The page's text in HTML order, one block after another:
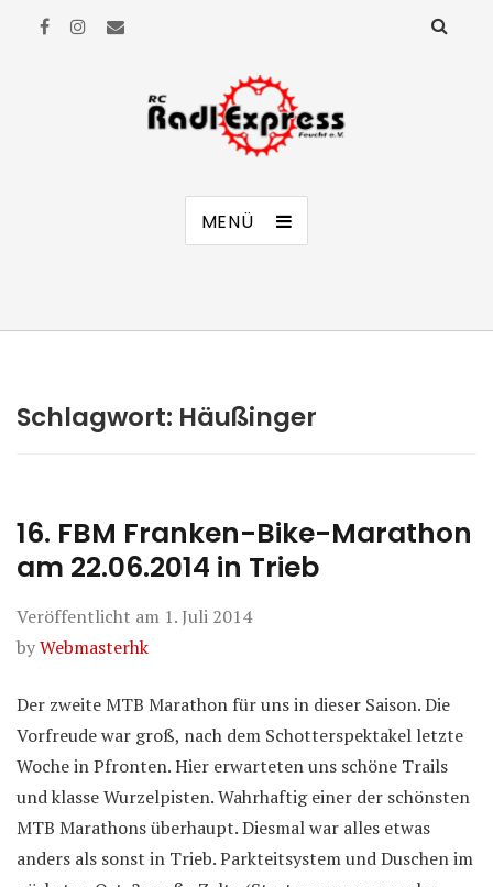
RC Radl Express Feucht e.V.
MENÜ
Schlagwort: Häußinger
16. FBM Franken-Bike-Marathon
am 22.06.2014 in Trieb
Veröffentlicht am 1. Juli 2014
byWebmasterhk
Der zweite MTB Marathon für uns in dieser Saison. Die
Vorfreude war groß, nach dem Schotterspektakel letzte
Woche in Pfronten. Hier erwarteten uns schöne Trails
und klasse Wurzelpisten. Wahrhaftig einer der schönsten
MTB Marathons überhaupt. Diesmal war alles etwas
anders als sonst in Trieb. Parkteitsystem und Duschen im